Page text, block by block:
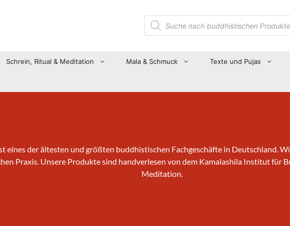
Suche
nach
Produkten
Schrein, Ritual & Meditation Mala & Schmuck Texte und Pujas
eines der ältesten und größten buddhistischen Fachgeschäfte in Deutschland.
Praxis. Unsere Produkte sind handverlesen von dem Kamalashila Institut für
Meditation.